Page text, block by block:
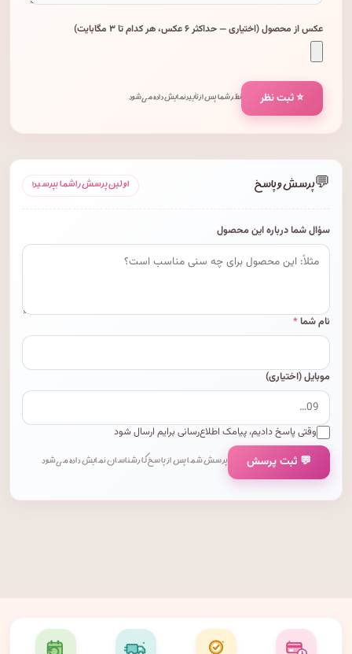
عکس از محصول (اختیاری — حداکثر ۶ عکس، هر کدام تا ۳ مگابایت)
⭐ ثبت نظر نظر شما پس از تأیید نمایش داده می‌شود.
💬پرسش و پاسخ اولین پرسش را شما بپرسید!
سؤال شما درباره این محصول
نام شما*
موبایل (اختیاری)
وقتی پاسخ دادیم، پیامک اطلاع‌رسانی برایم ارسال شود
💬 ثبت پرسش پرسش شما پس از پاسخ کارشناسان نمایش داده می‌شود.